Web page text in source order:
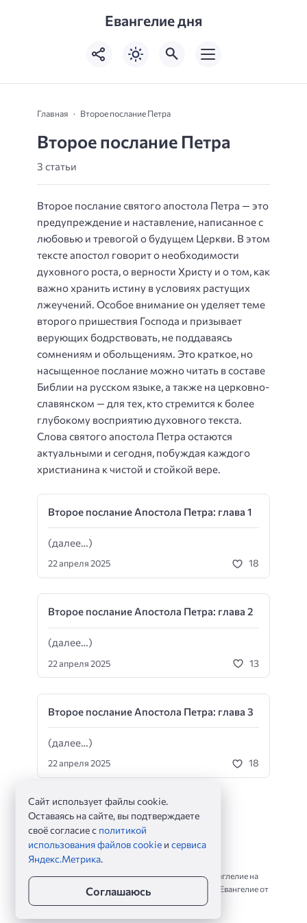
Евангелие дня
Главная Второе послание Петра
Второе послание Петра
3 статьи
Второе послание святого апостола Петра — это
предупреждение и наставление, написанное с
любовью и тревогой о будущем Церкви. В этом
тексте апостол говорит о необходимости
духовного роста, о верности Христу и о том, как
важно хранить истину в условиях растущих
лжеучений. Особое внимание он уделяет теме
второго пришествия Господа и призывает
верующих бодрствовать, не поддаваясь
сомнениям и обольщениям. Это краткое, но
насыщенное послание можно читать в составе
Библии на русском языке, а также на церковно-
славянском — для тех, кто стремится к более
глубокому восприятию духовного текста.
Слова святого апостола Петра остаются
актуальными и сегодня, побуждая каждого
христианина к чистой и стойкой вере.
Второе послание Апостола Петра: глава 1
(далее…)
22 апреля 2025 18
Второе послание Апостола Петра: глава 2
(далее…)
22 апреля 2025 13
Второе послание Апостола Петра: глава 3
(далее…)
22 апреля 2025 18
Евангельские чтения на каждый день. Читать Еваглелие на
сегодня по зачалам, по главам и стихам. Чтение Евангелие от
Сайт использует файлы cookie.
Оставаясь на сайте, вы подтверждаете
своё согласие с политикой
использования файлов cookie исервиса
Яндекс.Метрика.
Соглашаюсь